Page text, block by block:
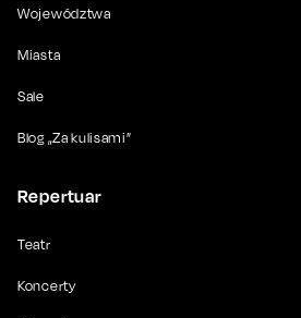
Województwa
Miasta
Sale
Blog „Za kulisami”
Repertuar
Teatr
Koncerty